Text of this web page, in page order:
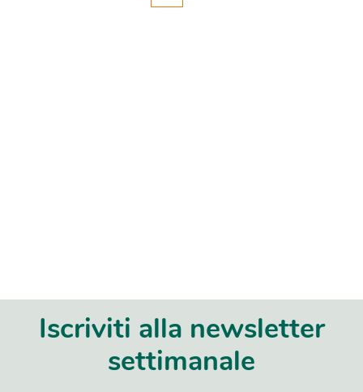
Iscriviti alla newsletter
settimanale